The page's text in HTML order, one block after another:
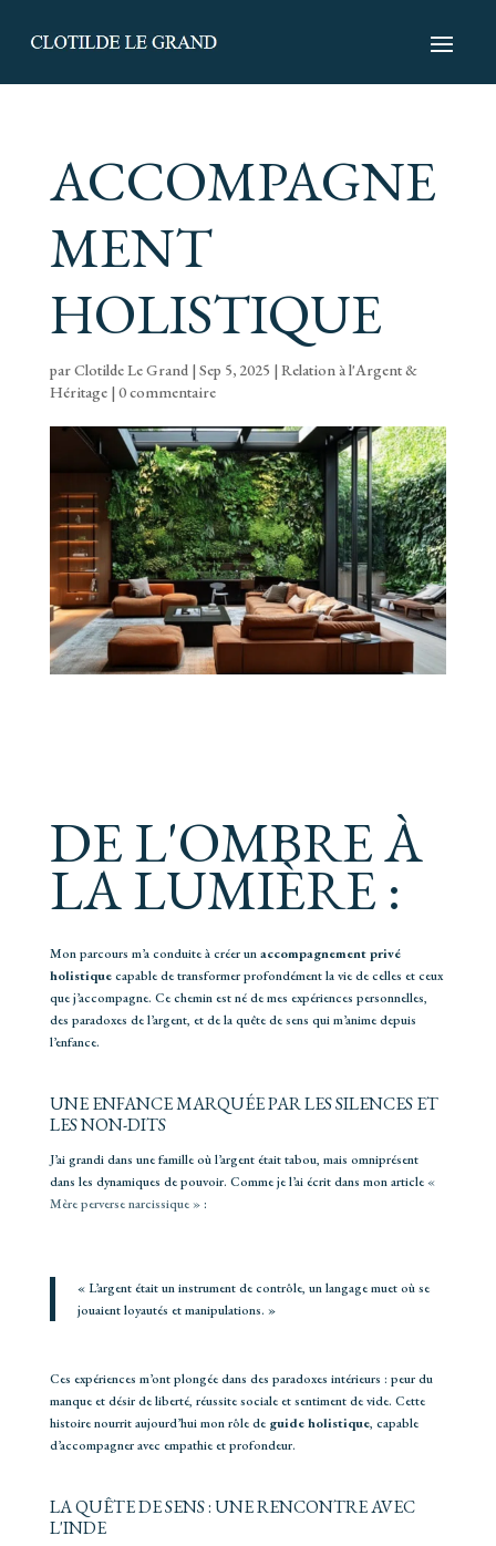
ACCOMPAGNE
MENT
HOLISTIQUE
parClotilde Le Grand| Sep 5, 2025 | Relation à l'Argent &
Héritage| 0 commentaire
DE L'OMBRE À
LA LUMIÈRE :
Mon parcours m’a conduite à créer unaccompagnement privé
holistiquecapable de transformer profondément la vie de celles et ceux
que j’accompagne. Ce chemin est né de mes expériences personnelles,
des paradoxes de l’argent, et de la quête de sens qui m’anime depuis
l’enfance.
UNE ENFANCE MARQUÉE PAR LES SILENCES ET
LES NON-DITS
J’ai grandi dans une famille où l’argent était tabou, mais omniprésent
dans les dynamiques de pouvoir. Comme je l’ai écrit dans mon article«
Mère perverse narcissique »:
« L’argent était un instrument de contrôle, un langage muet où se
jouaient loyautés et manipulations. »
Ces expériences m’ont plongée dans des paradoxes intérieurs : peur du
manque et désir de liberté, réussite sociale et sentiment de vide. Cette
histoire nourrit aujourd’hui mon rôle deguide holistique, capable
d’accompagner avec empathie et profondeur.
LA QUÊTE DE SENS : UNE RENCONTRE AVEC
L'INDE